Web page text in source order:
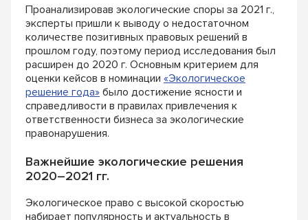
Проанализировав экологические споры за 2021 г.,
эксперты пришли к выводу о недостаточном
количестве позитивных правовых решений в
прошлом году, поэтому период исследования был
расширен до 2020 г. Основным критерием для
оценки кейсов в номинации «Экологическое
решение года» было достижение ясности и
справедливости в правилах привлечения к
ответственности бизнеса за экологические
правонарушения.
Важнейшие экологические решения
2020–2021 гг.
Экологическое право с высокой скоростью
набирает популярность и актуальность в